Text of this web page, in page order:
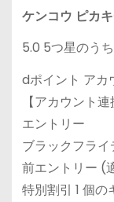
ケンコウ ピカ
5.0 5つ星のう
dポイント アカ
【アカウント
エントリー
ブラックフラ
前エントリー (
特別割引 1 個